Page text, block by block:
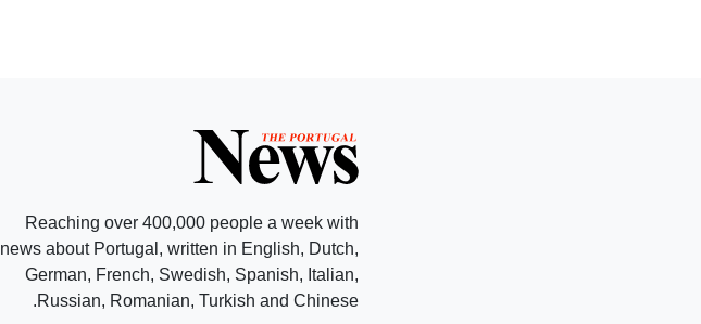
Reaching over 400,000 people a week with
news about Portugal, written in English, Dutch,
German, French, Swedish, Spanish, Italian,
Russian, Romanian, Turkish and Chinese.